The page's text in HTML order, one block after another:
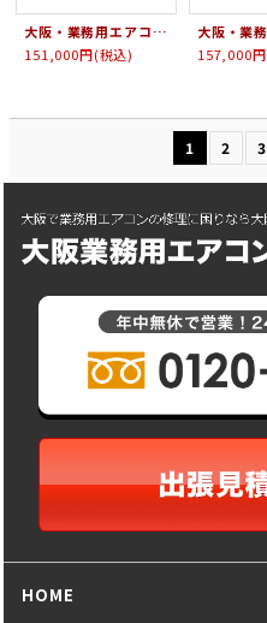
大阪・業務用エアコン 三菱重工 天吊形 シングルタイプ FDEXP504HAG3AG 50形（2馬力） SAISONINVERTER FDEシリーズ 三相200V
151,000円(税込)
157,000円
1 2 3
HOME